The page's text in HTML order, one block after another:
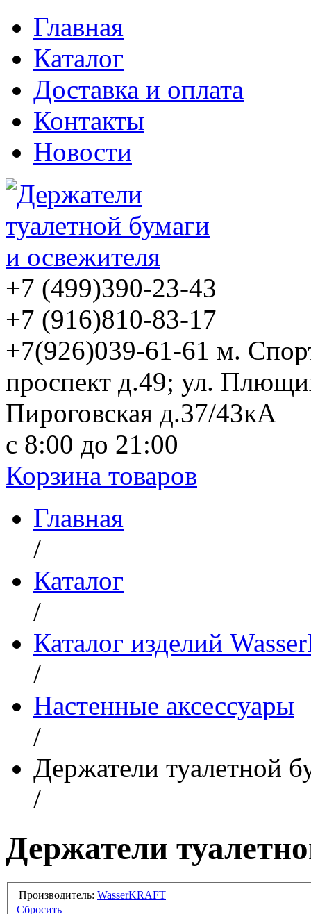
Главная
Каталог
Доставка и оплата
Контакты
Новости
+7 (499)390-23-43
+7 (916)810-83-17
+7(926)039-61-61 м.
проспект д.49; ул.
Пироговская д.37/43кА
с 8:00 до 21:00
Корзина товаров
Главная
/
Каталог
/
Каталог изделий
/
Настенные аксессуары
/
Держатели туалетной
/
Держатели
Производитель: WasserKRAFT
Сбросить